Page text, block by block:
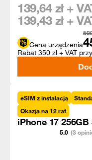
Cena urządzenia
139,64 zł +
139,43 zł +
Rabat 350 zł + VAT
eSIM z instalacją
Okazja na 12 rat
iPhone 17 256GB
5.0 (3